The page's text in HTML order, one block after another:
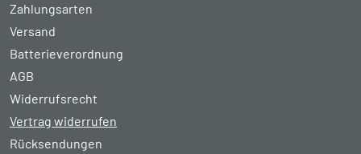
Zahlungsarten
Versand
Batterieverordnung
AGB
Widerrufsrecht
Vertrag widerrufen
Rücksendungen